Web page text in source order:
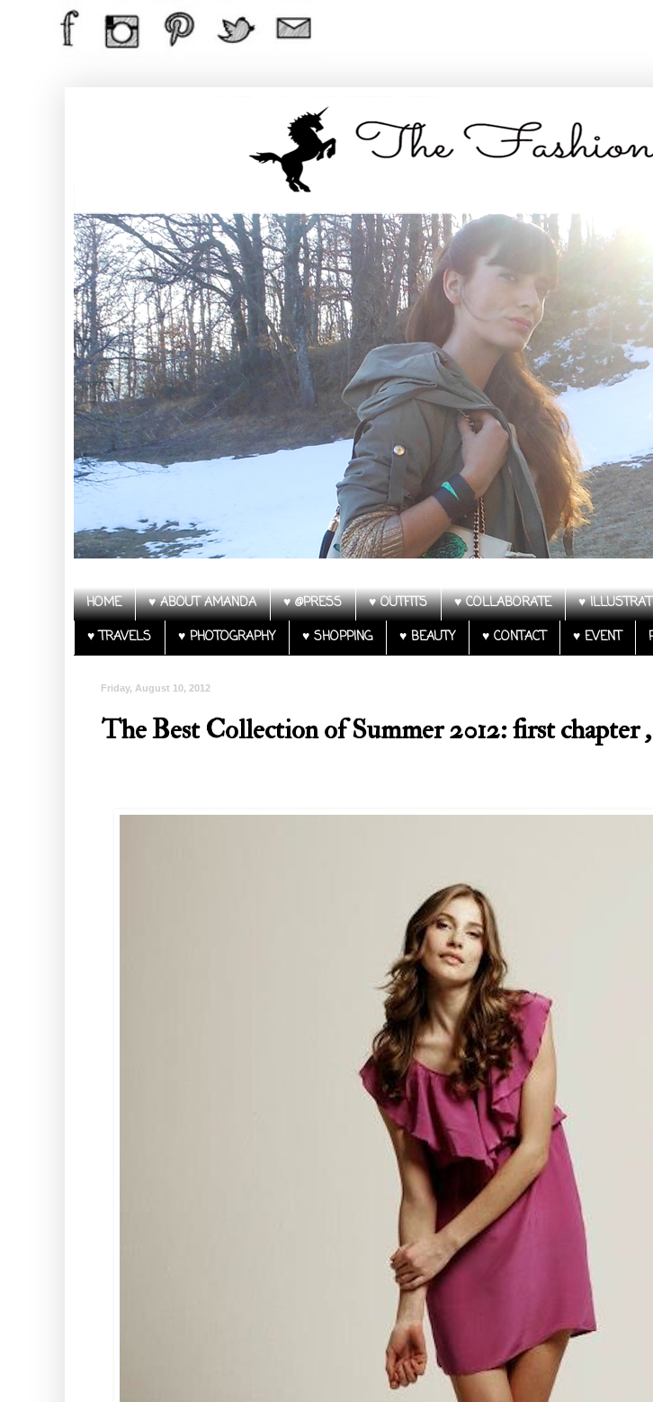
HOME ♥ ABOUT AMANDA ♥ @PRESS ♥ OUTFITS ♥ COLLABORATE ♥
♥ TRAVELS
♥ PHOTOGRAPHY ♥ SHOPPING ♥ BEAUTY ♥ CONTACT ♥ EVENT
Friday, August 10, 2012
The Best Collection of Summer 2012: first chapter